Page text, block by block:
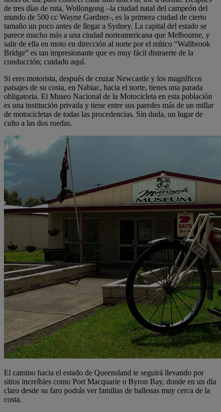
de tres días de ruta, Wollongong –la ciudad natal del campeón del
mundo de 500 cc Wayne Gardner-, es la primera ciudad de cierto
tamaño un poco antes de llegar a Sydney. La capital del estado se
parece mucho más a una ciudad norteamericana que Melbourne, y
salir de ella en moto en dirección al norte por el mítico “Wallbrook
Bridge” es tan impresionante que es muy fácil distraerte de la
conducción; cuidado aquí.
Si eres motorista, después de cruzar Newcastle y los magníficos
paisajes de su costa, en Nabiac, hacia el norte, tienes una parada
obligatoria. El Museo Nacional de la Motocicleta en esta población
es una institución privada y tiene entre sus paredes más de un millar
de motocicletas de todas las procedencias. Sin duda, un lugar de
culto a las dos ruedas.
El camino hacia el estado de Queensland te seguirá llevando por
sitios increíbles como Port Macquarie o Byron Bay, donde en un día
claro desde su faro podrás ver familias de ballenas muy cerca de la
costa.